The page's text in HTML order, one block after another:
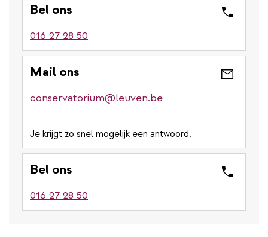
Bel ons
016 27 28 50
Mail ons
conservatorium@leuven.be
Je krijgt zo snel mogelijk een antwoord.
Bel ons
016 27 28 50